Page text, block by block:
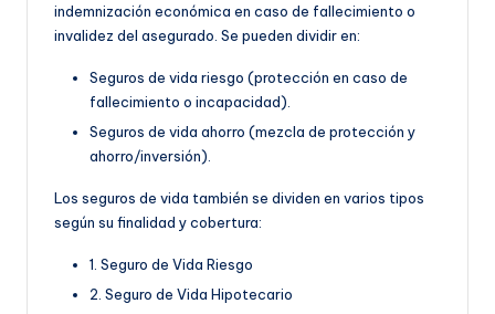
indemnización económica en caso de fallecimiento o
invalidez del asegurado. Se pueden dividir en:
Seguros de vida riesgo (protección en caso de
fallecimiento o incapacidad).
Seguros de vida ahorro (mezcla de protección y
ahorro/inversión).
Los seguros de vida también se dividen en varios tipos
según su finalidad y cobertura:
1. Seguro de Vida Riesgo
2. Seguro de Vida Hipotecario